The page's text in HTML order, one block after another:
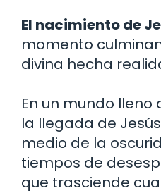
El nacimiento de
momento
divina hecha
En un mundo
la llegada de
medio de la
tiempos de
que trasciende